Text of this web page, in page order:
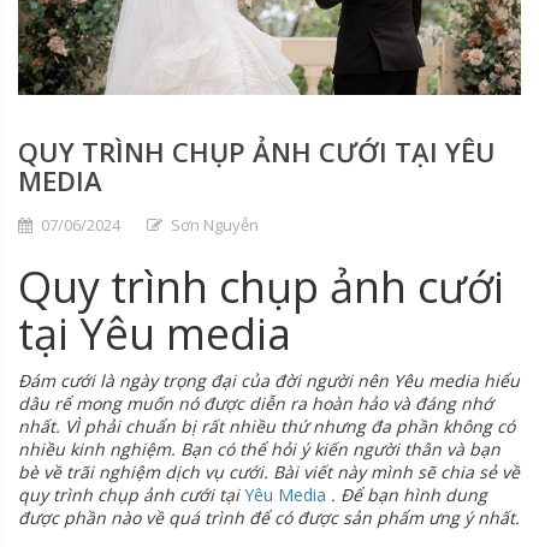
QUY TRÌNH CHỤP ẢNH CƯỚI TẠI YÊU
MEDIA
07/06/2024 Sơn Nguyễn
Quy trình chụp ảnh cưới
tại Yêu media
Đám cưới là ngày trọng đại của đời người nên Yêu media hiểu
dâu rể mong muốn nó được diễn ra hoàn hảo và đáng nhớ
nhất. VÌ phải chuẩn bị rất nhiều thứ nhưng đa phần không có
nhiều kinh nghiệm. Bạn có thể hỏi ý kiến người thân và bạn
bè về trãi nghiệm dịch vụ cưới. Bài viết này mình sẽ chia sẻ về
quy trình chụp ảnh cưới tạiYêu Media . Để bạn hình dung
được phần nào về quá trình để có được sản phẩm ưng ý nhất.